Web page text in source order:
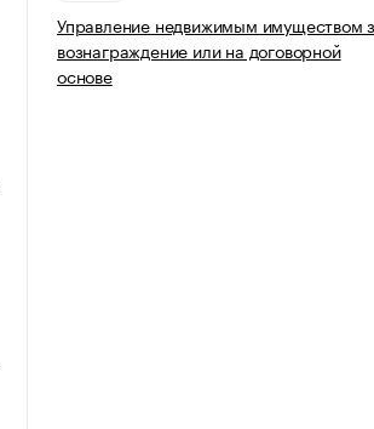
Управление недвижимым имуществом
вознаграждение или на договорной
основе